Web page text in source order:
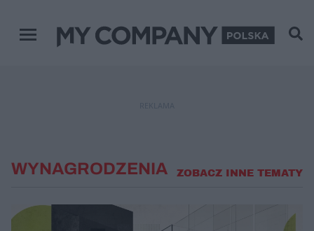
Menu główne
WYNAGRODZENIA ZOBACZ INNE TEMATY